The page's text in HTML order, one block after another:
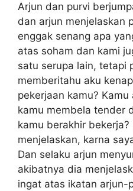
Arjun dan purvi
dan arjun menjelaskan
enggak senang apa
atas soham dan kami
satu serupa lain, tetapi
memberitahu aku
pekerjaan kamu?
kamu membela tender
kamu berakhir bekerja?
menjelaskan, karna
Dan selaku arjun
akibatnya dia
ingat atas ikatan arjun-